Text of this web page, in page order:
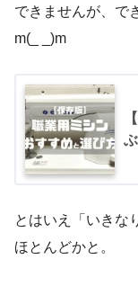
できませんが、で
m(_ _)m
とはいえ「いきな
ほとんどかと。